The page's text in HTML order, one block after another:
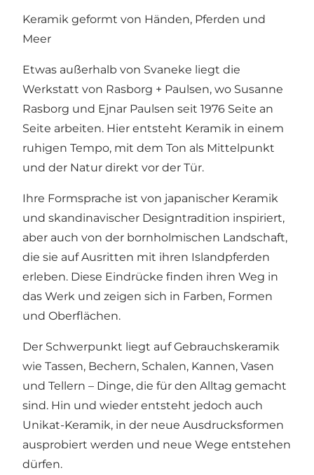
Keramik geformt von Händen, Pferden und
Meer
Etwas außerhalb von Svaneke liegt die
Werkstatt von Rasborg + Paulsen, wo Susanne
Rasborg und Ejnar Paulsen seit 1976 Seite an
Seite arbeiten. Hier entsteht Keramik in einem
ruhigen Tempo, mit dem Ton als Mittelpunkt
und der Natur direkt vor der Tür.
Ihre Formsprache ist von japanischer Keramik
und skandinavischer Designtradition inspiriert,
aber auch von der bornholmischen Landschaft,
die sie auf Ausritten mit ihren Islandpferden
erleben. Diese Eindrücke finden ihren Weg in
das Werk und zeigen sich in Farben, Formen
und Oberflächen.
Der Schwerpunkt liegt auf Gebrauchskeramik
wie Tassen, Bechern, Schalen, Kannen, Vasen
und Tellern – Dinge, die für den Alltag gemacht
sind. Hin und wieder entsteht jedoch auch
Unikat-Keramik, in der neue Ausdrucksformen
ausprobiert werden und neue Wege entstehen
dürfen.